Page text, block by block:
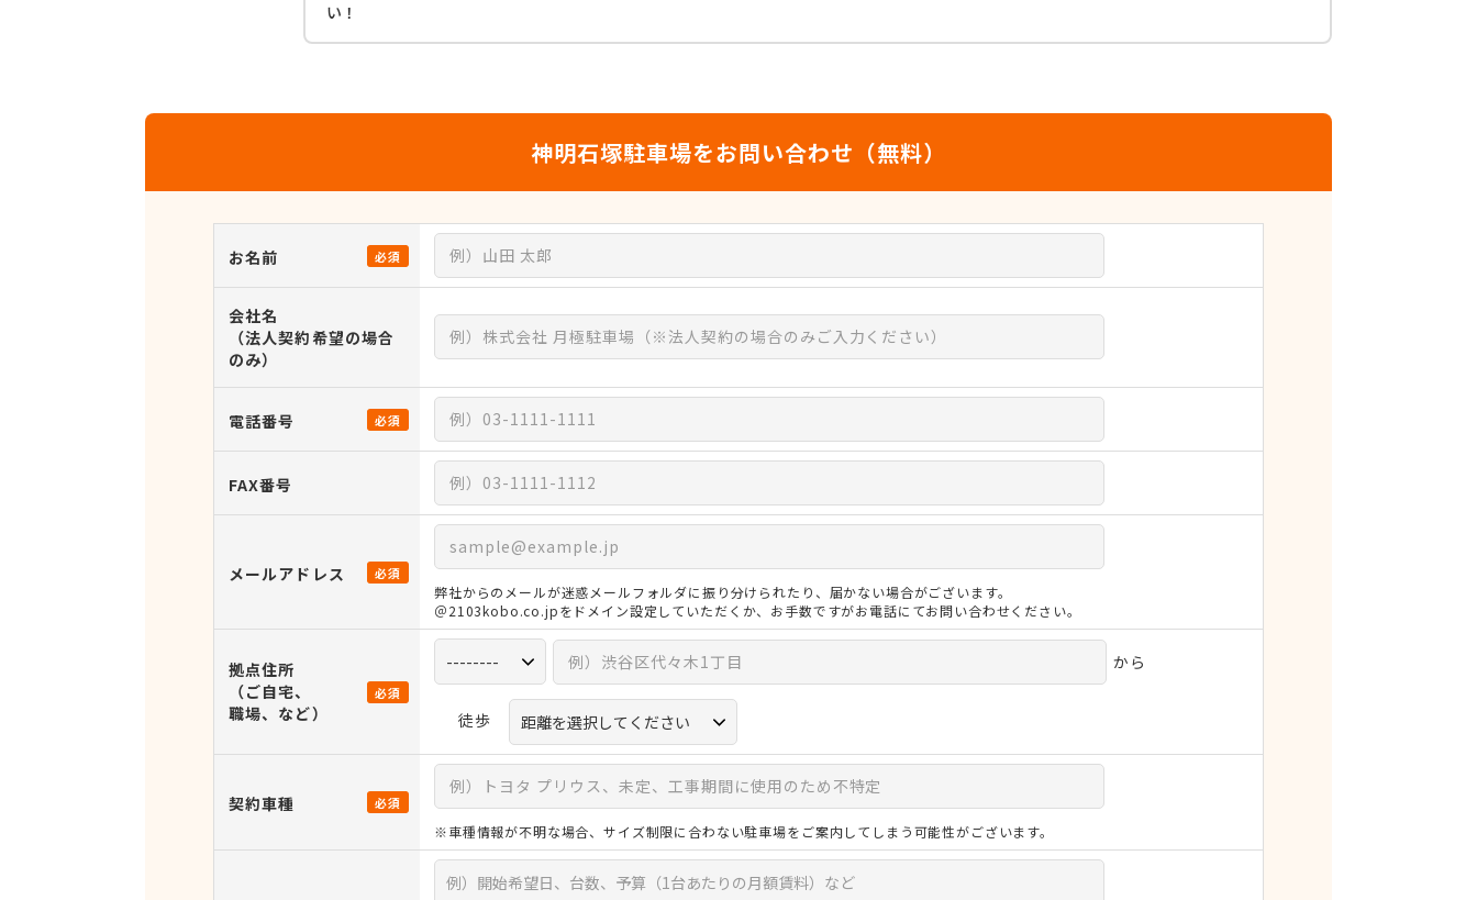
い！
神明石塚駐車場をお問い合わせ（無料）
お名前 必須
会社名
（法人契約希望の場合
のみ）
電話番号 必須
FAX番号
メールアドレス 必須
弊社からのメールが迷惑メールフォルダに振り分けられたり、届かない場合がございます。
＠2103kobo.co.jpをドメイン設定していただくか、お手数ですがお電話にてお問い合わせください。
拠点住所
（ご自宅、
職場、など）
必須
から
徒歩
契約車種 必須
※車種情報が不明な場合、サイズ制限に合わない駐車場をご案内してしまう可能性がございます。